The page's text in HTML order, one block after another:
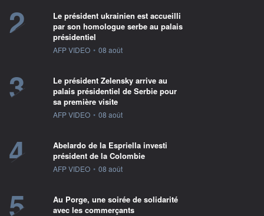
2
Le président ukrainien est accueilli
par son homologue serbe au palais
présidentiel
information fournie par
AFP VIDEO • 08 août
3
Le président Zelensky arrive au
palais présidentiel de Serbie pour
sa première visite
information fournie par
AFP VIDEO • 08 août
4
Abelardo de la Espriella investi
président de la Colombie
information fournie par
AFP VIDEO • 08 août
5
Au Porge, une soirée de solidarité
avec les commerçants